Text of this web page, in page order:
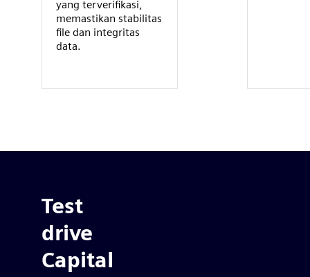
yang terverifikasi,
memastikan stabilitas
file dan integritas
data.
Test
drive
Capital